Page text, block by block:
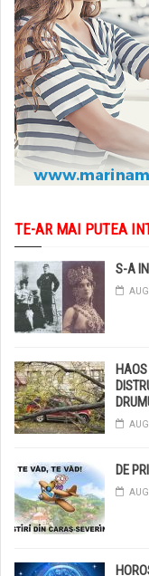
TE-AR MAI PUTEA
S-A
DE